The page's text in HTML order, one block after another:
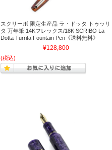
スクリーボ 限定生産品 ラ・ドッタ トゥッリ
タ 万年筆 14Kフレックス/18K SCRIBO La
Dotta Turrita Fountain Pen《送料無料》
¥128,800
(税込)